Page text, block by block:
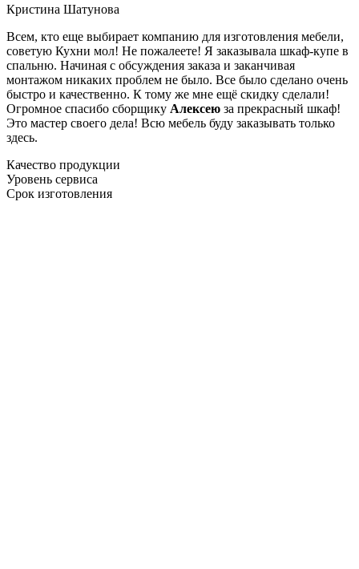
Кристина Шатунова
Всем, кто еще выбирает компанию для изготовления мебели,
советую Кухни мол! Не пожалеете! Я заказывала шкаф-купе в
спальню. Начиная с обсуждения заказа и заканчивая
монтажом никаких проблем не было. Все было сделано очень
быстро и качественно. К тому же мне ещё скидку сделали!
Огромное спасибо сборщику Алексею за прекрасный шкаф!
Это мастер своего дела! Всю мебель буду заказывать только
здесь.
Качество продукции
Уровень сервиса
Срок изготовления